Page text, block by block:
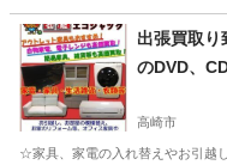
群馬 前橋市 リサイクル
出張買取り
のDVD、
高崎市
☆家具、家電の入れ替えやお引越